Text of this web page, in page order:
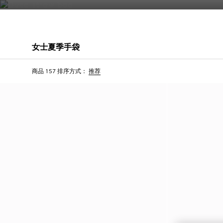
女士夏季手袋
商品 157 排序方式： 推荐
首字母个性化定制